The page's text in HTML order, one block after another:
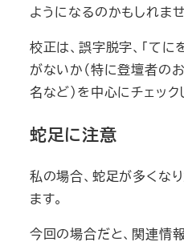
ようになるのかもしれませ
校正は、誤字脱字、「てに
がないか（特に登壇者の
名など）を中心にチェック
蛇足に注意
私の場合、蛇足が多くな
ます。
今回の場合だと、関連情